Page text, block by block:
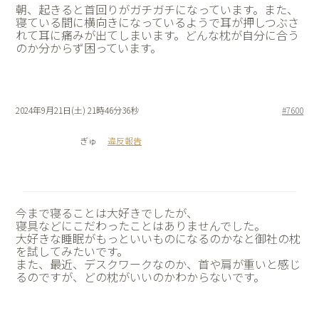
朝、起きると首回りがガチガチになっています。また、
寝ている間に横向きになっているようで耳が押しつぶさ
れて耳に痛みが出てしまいます。どんな枕が自分に合う
のか分からず困っています。
2024年9月21日(土) 21時46分36秒 #7600
ぎゅ 違反報告
今まで寝ることは大好きでしたが、
寝具などにこだわったことはありませんでした。
大好きな睡眠がもっといいものになるのかなと御社の枕
を試してみたいです。
また、最近、デスクワークなのか、首や肩が重いと感じ
るのですが、どの枕がいいのかわからないです。